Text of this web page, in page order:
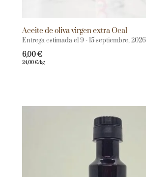
Aceite de oliva virgen extra Ocal
Entrega estimada el 9 - 15 septiembre, 2026
6,00€
24,00€/kg